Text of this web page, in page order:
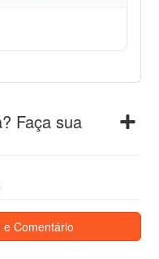
Faça sua
Comentário